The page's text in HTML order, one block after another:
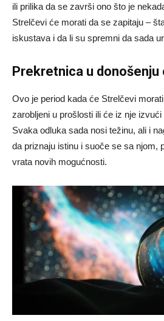
ili prilika da se završi ono što je
Strelčevi će morati da se zapitaju –
iskustava i da li su spremni da sada
Prekretnica u donošenju
Ovo je period kada će Strelčevi
zarobljeni u prošlosti ili će iz nje
Svaka odluka sada nosi težinu, ali i
da priznaju istinu i suoče se sa njom,
vrata novih mogućnosti.